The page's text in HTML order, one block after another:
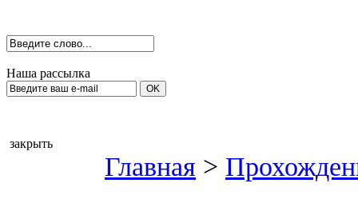
Наша рассылка
закрыть
Главная >